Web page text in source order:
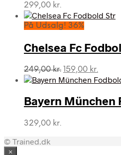
299,00 kr.
På Udsalg! 36%
Chelsea Fc
249,00kr. Den
oprindelige
var:
249,00 kr..
159,00 kr.
er:
Bayern München
329,00 kr.
© Trained.dk
×